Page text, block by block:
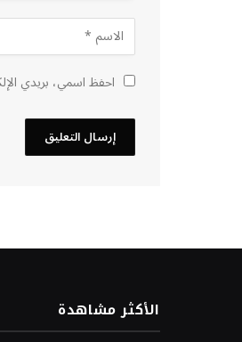
احفظ اسمي، بريدي
الأكثر مشاهدة